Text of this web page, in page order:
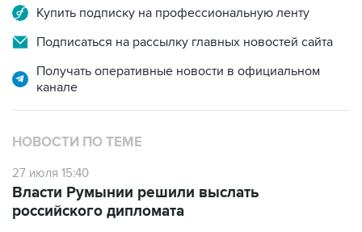
Купить подписку на профессиональную ленту
Подписаться на рассылку главных новостей сайта
Получать оперативные новости в официальном
канале
НОВОСТИ ПО ТЕМЕ
27 июля 15:40
Власти Румынии решили выслать
российского дипломата